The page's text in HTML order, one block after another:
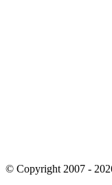
© Copyright 2007 -